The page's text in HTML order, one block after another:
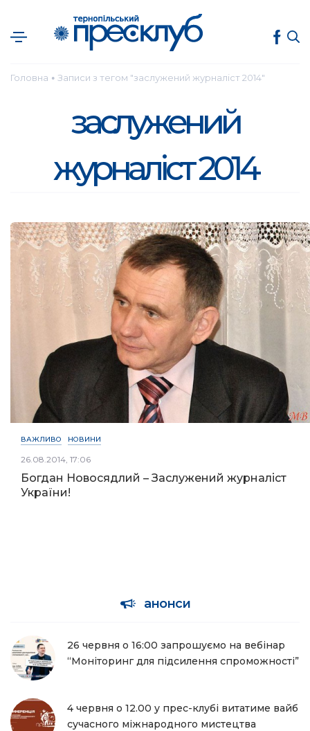
Головна ● Записи з тегом "заслужений журналіст 2014"
заслужений
журналіст 2014
ВАЖЛИВО НОВИНИ
26.08.2014, 17:06
Богдан Новосядлий – Заслужений журналіст
України!
анонси
26 червня о 16:00 запрошуємо на вебінар
“Моніторинг для підсилення спроможності”
4 червня о 12.00 у прес-клубі витатиме вайб
сучасного міжнародного мистецтва